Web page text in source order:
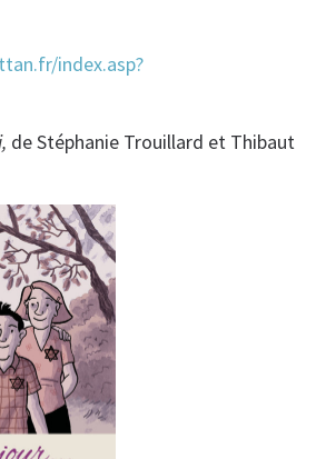
index.asp?
de Stéphanie Trouillard et Thibaut